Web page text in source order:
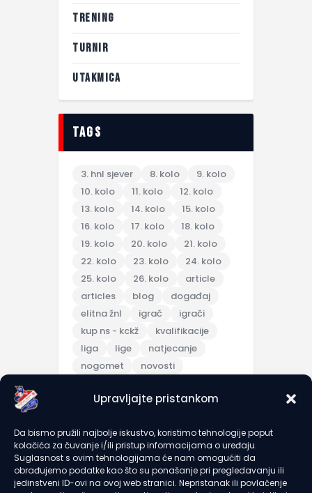
Upravljajte pristankom
Da bismo pružili najbolje iskustvo, koristimo tehnologije poput
kolačića za čuvanje i/ili pristup informacijama o uređaju.
Suglasnost s ovim tehnologijama će nam omogućiti da
obrađujemo podatke kao što su ponašanje pri pregledavanju ili
jedinstveni ID-ovi na ovoj web stranici. Nepristanak ili povlačenje
TRENING
TURNIR
UTAKMICA
tags
3. hnl sjever 8. kolo
9. kolo
10. kolo
11. kolo
12. kolo
13. kolo
14. kolo
15. kolo
16. kolo
17. kolo
18. kolo
19. kolo
20. kolo
21. kolo
22. kolo
23. kolo
24. kolo
25. kolo
26. kolo
article
articles
blog
događaj
elitna žnl
igrač
igrači
kup ns - kckž
kvalifikacije
liga
lige
natjecanje
nogomet
novosti
pripremna utakmica
scores
trening
turnir u7
u9
utakmica
članarine